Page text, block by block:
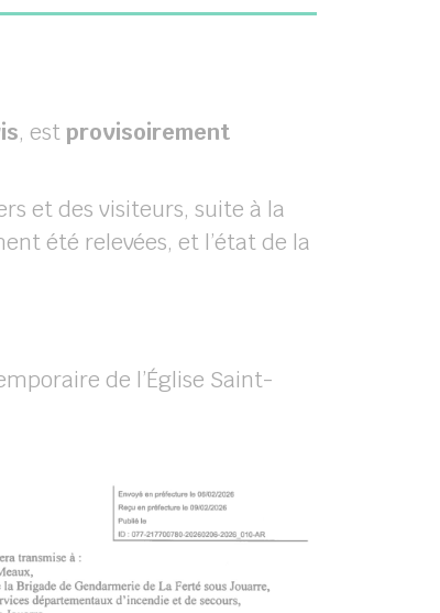
, estprovisoirement
et des visiteurs, suite à la
été relevées, et l’état de la
de l’Église Saint-